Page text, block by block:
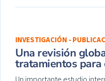
INVESTIGACIÓN -
Una revisión
tratamientos